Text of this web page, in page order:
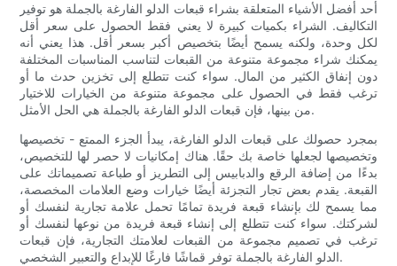
أحد أفضل الأشياء المتعلقة بشراء قبعات الدلو الفارغة بالجملة هو توفير
التكاليف. الشراء بكميات كبيرة لا يعني فقط الحصول على سعر أقل
لكل وحدة، ولكنه يسمح أيضًا بتخصيص أكبر بسعر أقل. هذا يعني أنه
يمكنك شراء مجموعة متنوعة من القبعات لتناسب المناسبات المختلفة
دون إنفاق الكثير من المال. سواء كنت تتطلع إلى تخزين حدث ما أو
ترغب فقط في الحصول على مجموعة متنوعة من الخيارات للاختيار
من بينها، فإن قبعات الدلو الفارغة بالجملة هي الحل الأمثل.
بمجرد حصولك على قبعات الدلو الفارغة، يبدأ الجزء الممتع - تخصيصها
وتخصيصها لجعلها خاصة بك حقًا. هناك إمكانيات لا حصر لها للتخصيص،
بدءًا من إضافة الرقع والدبابيس إلى التطريز أو طباعة تصميماتك على
القبعة. يقدم بعض تجار التجزئة أيضًا خيارات وضع العلامات المخصصة،
مما يسمح لك بإنشاء قبعة فريدة تمامًا تحمل علامة تجارية لنفسك أو
لشركتك. سواء كنت تتطلع إلى إنشاء قبعة فريدة من نوعها لنفسك أو
ترغب في تصميم مجموعة من القبعات لعلامتك التجارية، فإن قبعات
الدلو الفارغة بالجملة توفر قماشًا فارغًا للإبداع والتعبير الشخصي.